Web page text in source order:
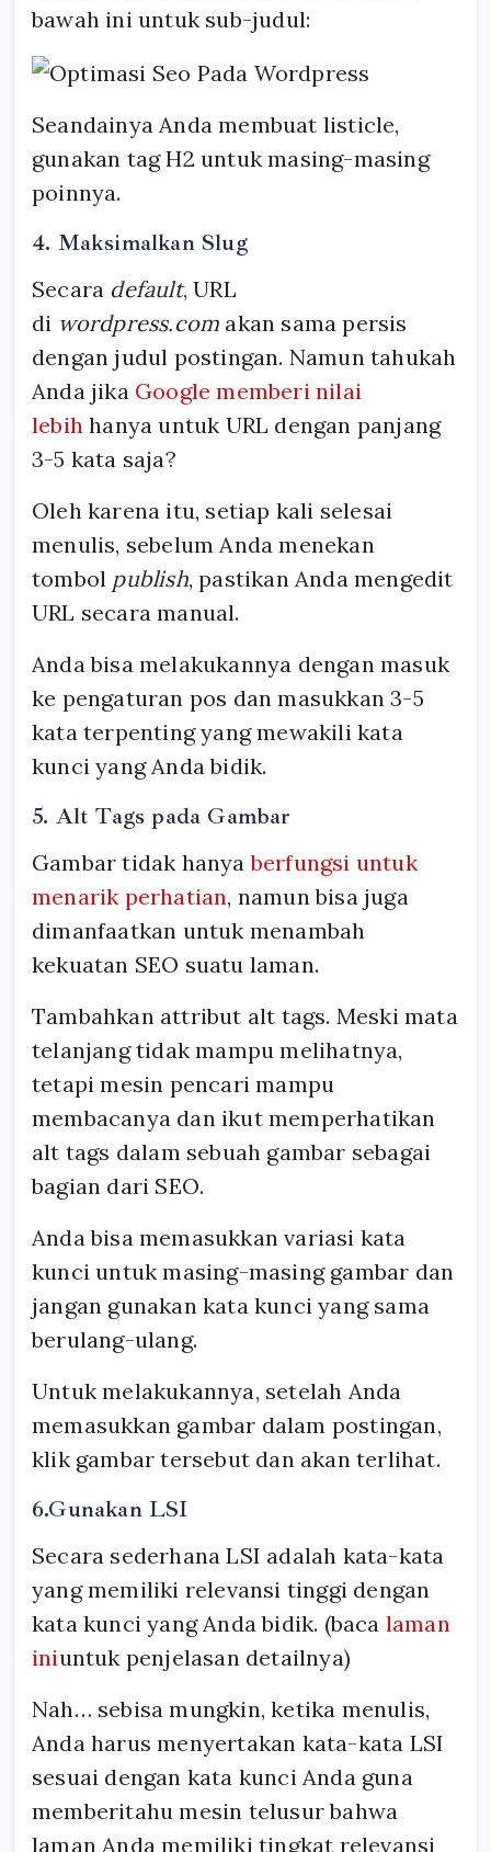
bawah ini untuk sub-judul:
Seandainya Anda membuat listicle,
gunakan tag H2 untuk masing-masing
poinnya.
4. Maksimalkan Slug
Secara default, URL
di wordpress.com akan sama persis
dengan judul postingan. Namun tahukah
Anda jika Google memberi nilai
lebih hanya untuk URL dengan panjang
3-5 kata saja?
Oleh karena itu, setiap kali selesai
menulis, sebelum Anda menekan
tombol publish, pastikan Anda mengedit
URL secara manual.
Anda bisa melakukannya dengan masuk
ke pengaturan pos dan masukkan 3-5
kata terpenting yang mewakili kata
kunci yang Anda bidik.
5. Alt Tags pada Gambar
Gambar tidak hanyaberfungsi untuk
menarik perhatian, namun bisa juga
dimanfaatkan untuk menambah
kekuatan SEO suatu laman.
Tambahkan attribut alt tags. Meski mata
telanjang tidak mampu melihatnya,
tetapi mesin pencari mampu
membacanya dan ikut memperhatikan
alt tags dalam sebuah gambar sebagai
bagian dari SEO.
Anda bisa memasukkan variasi kata
kunci untuk masing-masing gambar dan
jangan gunakan kata kunci yang sama
berulang-ulang.
Untuk melakukannya, setelah Anda
memasukkan gambar dalam postingan,
klik gambar tersebut dan akan terlihat.
6.Gunakan LSI
Secara sederhana LSI adalah kata-kata
yang memiliki relevansi tinggi dengan
kata kunci yang Anda bidik. (baca laman
iniuntuk penjelasan detailnya)
Nah… sebisa mungkin, ketika menulis,
Anda harus menyertakan kata-kata LSI
sesuai dengan kata kunci Anda guna
memberitahu mesin telusur bahwa
laman Anda memiliki tingkat relevansi